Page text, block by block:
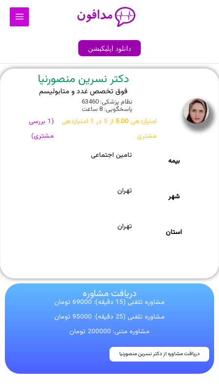
Main
دانلود اپلیکیشن
دکتر نسرین منصورنیا
فوق تخصص غدد و متابولیسم
نظام پزشکی: 63460
پاسخگویی: 8 ساعت
امتیازدهی5.00 از 5 در 1 امتیازدهی
مشتری
(
1 بررسی
مشتری)
بیمه
تامین اجتماعی
شهر
تهران
استان
تهران
دریافت مشاوره
مشاوره تلفنی (15 دقیقه): 69000 تومان
مشاوره تلفنی (25 دقیقه): 95000 تومان
مشاوره متنی: 200000 تومان
دریافت مشاوره از دکتر نسرین منصورنیا